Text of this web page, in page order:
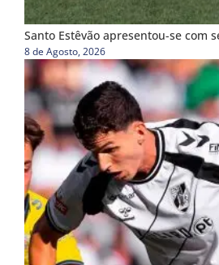
Santo Estêvão apresentou-se com
8 de Agosto, 2026